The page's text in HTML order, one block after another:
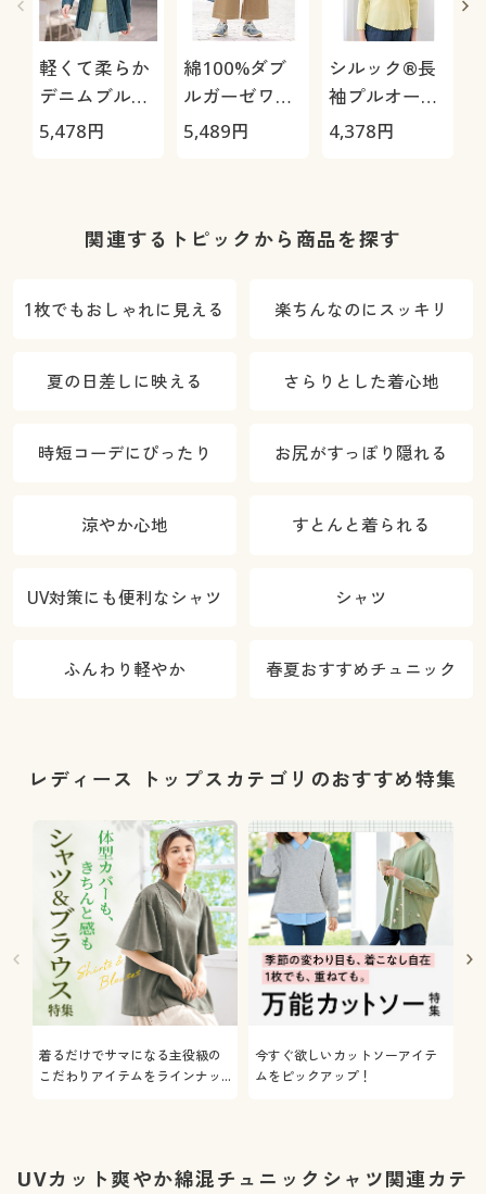
軽くて柔らか
デニムブルゾ
ン
5,478円
綿100%ダブ
ルガーゼワイ
ドパンツ
5,489円
シルック®長
袖プルオーバ
ー
4,378円
関連するトピックから商品を探す
1枚でもおしゃれに見える 楽ちんなのにスッキリ
夏の日差しに映える さらりとした着心地
時短コーデにぴったり お尻がすっぽり隠れる
涼やか心地 すとんと着られる
UV対策にも便利なシャツ シャツ
ふんわり軽やか 春夏おすすめチュニック
レディース トップスカテゴリのおすすめ特集
着るだけでサマになる主役級の
こだわりアイテムをラインナッ
今すぐ欲しいカットソーアイテ
ムをピックアップ！
UVカット爽やか綿混チュニックシャツ関連カテ